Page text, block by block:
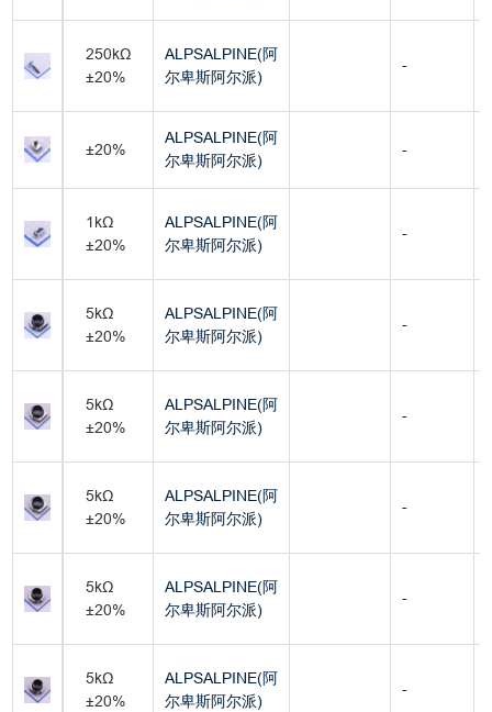
250kΩ
±20%
ALPSALPINE(阿
尔卑斯阿尔派)
-
±20%
ALPSALPINE(阿
尔卑斯阿尔派)
-
1kΩ
±20%
ALPSALPINE(阿
尔卑斯阿尔派)
-
5kΩ
±20%
ALPSALPINE(阿
尔卑斯阿尔派)
-
5kΩ
±20%
ALPSALPINE(阿
尔卑斯阿尔派)
-
5kΩ
±20%
ALPSALPINE(阿
尔卑斯阿尔派)
-
5kΩ
±20%
ALPSALPINE(阿
尔卑斯阿尔派)
-
5kΩ
±20%
ALPSALPINE(阿
尔卑斯阿尔派)
-